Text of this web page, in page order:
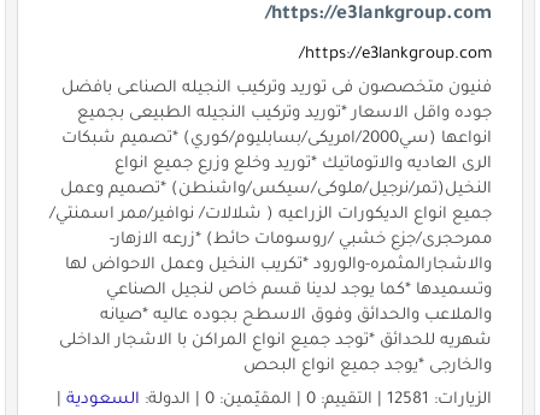
https://e3lankgroup.com/
https://e3lankgroup.com/
فنيون متخصصون فى توريد وتركيب النجيله الصناعى بافضل
جوده واقل الاسعار *توريد وتركيب النجيله الطبيعى بجميع
انواعها (سي2000/امريكى/بسابليوم/كوري) *تصميم شبكات
الرى العاديه والاتوماتيك *توريد وخلع وزرع جميع انواع
النخيل(تمر/نرجيل/ملوكى/سيكس/واشنطن) *تصميم وعمل
جميع انواع الديكورات الزراعيه ( شلالات/ نوافير/ممر اسمنتي/
ممرحجرى/جزع خشبي /روسومات حائط) *زرعه الازهار-
والاشجارالمثمره-والورود *تكريب النخيل وعمل الاحواض لها
وتسميدها *كما يوجد لدينا قسم خاص لنجيل الصناعي
والملاعب والحدائق وفوق الاسطح بجوده عاليه *صيانه
شهريه للحدائق *توجد جميع انواع المراكن با الاشجار الداخلى
والخارجى *يوجد جميع انواع البحص
الزيارات: 12581 | التقييم: 0 | المقيّمين: 0 | الدولة:
السعودية|